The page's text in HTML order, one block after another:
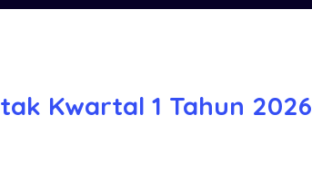
Kwartal 1 Tahun 2026